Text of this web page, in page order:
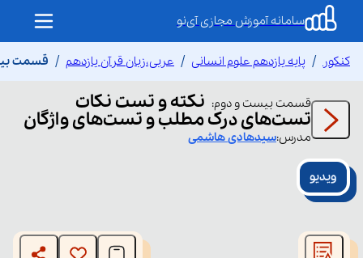
سامانه آموزش مجازی آی‌نو
کنکور پایه یازدهم علوم انسانی عربی،زبان قرآن یازدهم قسمت
قسمت بیست و دوم: نکته و تست نکات
تست‌های درک مطلب و تست‌های واژگان
مدرس:سیدهادیهاشمی
ویدیو
modal
window.
The media could not be loaded, either because the server
or network failed or because the format is not supported.